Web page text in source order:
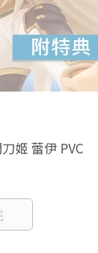
姬 蕾伊 PVC